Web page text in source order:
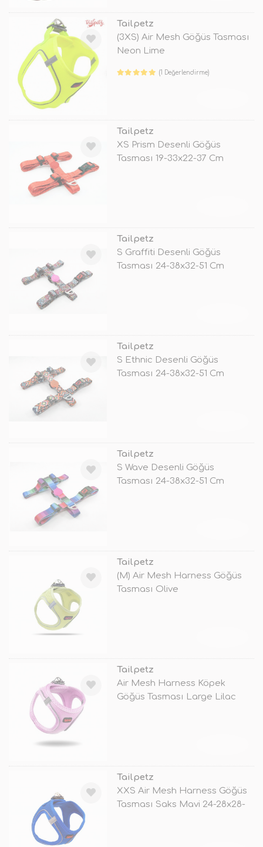
Tailpetz
(3XS) Air Mesh Göğüs Tasması
Neon Lime
(1 Değerlendirme)
Tailpetz
XS Prism Desenli Göğüs
Tasması 19-33x22-37 Cm
Tailpetz
S Graffiti Desenli Göğüs
Tasması 24-38x32-51 Cm
Tailpetz
S Ethnic Desenli Göğüs
Tasması 24-38x32-51 Cm
Tailpetz
S Wave Desenli Göğüs
Tasması 24-38x32-51 Cm
Tailpetz
(M) Air Mesh Harness Göğüs
Tasması Olive
Tailpetz
Air Mesh Harness Köpek
Göğüs Tasması Large Lilac
Tailpetz
XXS Air Mesh Harness Göğüs
Tasması Saks Mavi 24-28x28-